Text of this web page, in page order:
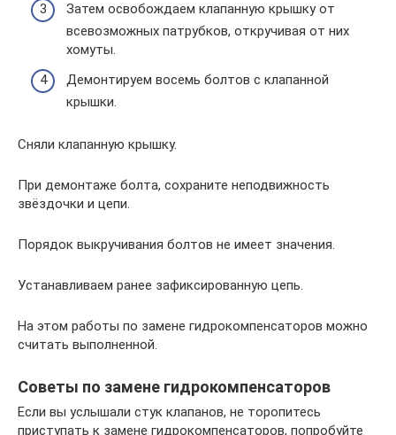
Затем освобождаем клапанную крышку от
всевозможных патрубков, откручивая от них
хомуты.
Демонтируем восемь болтов с клапанной
крышки.
Сняли клапанную крышку.
При демонтаже болта, сохраните неподвижность
звёздочки и цепи.
Порядок выкручивания болтов не имеет значения.
Устанавливаем ранее зафиксированную цепь.
На этом работы по замене гидрокомпенсаторов можно
считать выполненной.
Советы по замене гидрокомпенсаторов
Если вы услышали стук клапанов, не торопитесь
приступать к замене гидрокомпенсаторов, попробуйте